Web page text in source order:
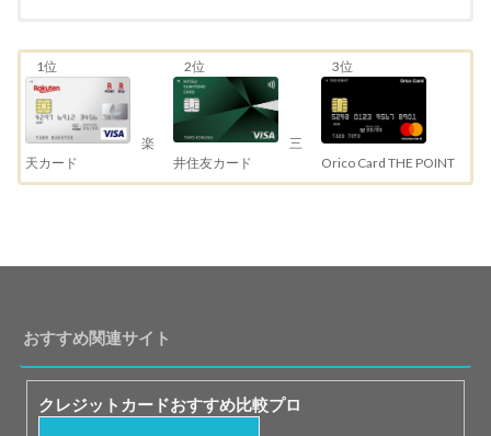
1位
楽
天カード
2位
三
井住友カード
3位
Orico Card THE POINT
おすすめ関連サイト
クレジットカードおすすめ比較プロ